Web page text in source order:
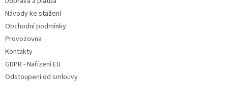
Návody ke stažení
Obchodní podmínky
Provozovna
Kontakty
GDPR - Nařízení EU
Odstoupení od smlouvy